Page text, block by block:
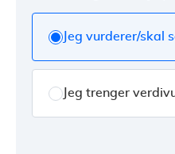
Jeg vurderer/skal
Jeg trenger